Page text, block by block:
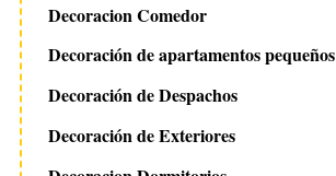
Decoracion Comedor
Decoración de apartamentos pequeños
Decoración de Despachos
Decoración de Exteriores